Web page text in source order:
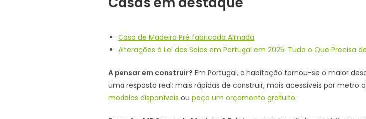
Casa de Madeira Pré fabricada Almada
Alterações à Lei dos Solos em Portugal em 2025: Tudo o Que Precisa
A pensar em construir? Em Portugal, a habitação tornou-se o maior
uma resposta real: mais rápidas de construir, mais acessíveis por
modelos disponíveis ou peça um orçamento gratuito.